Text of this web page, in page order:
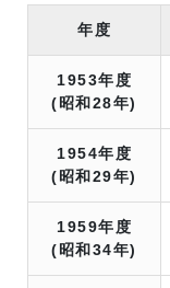
年度
1953年度
(昭和28年)
1954年度
(昭和29年)
1959年度
(昭和34年)